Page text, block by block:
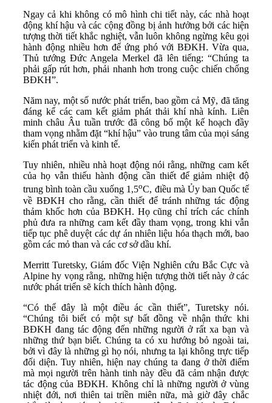
Ngay cả khi không có mô hình chi tiết này, các nhà hoạt
động khí hậu và các cộng đồng bị ảnh hưởng bởi các hiện
tượng thời tiết khắc nghiệt, vẫn luôn không ngừng kêu gọi
hành động nhiều hơn để ứng phó với BĐKH. Vừa qua,
Thủ tướng Đức Angela Merkel đã lên tiếng: “Chúng ta
phải gấp rút hơn, phải nhanh hơn trong cuộc chiến chống
BĐKH”.
Năm nay, một số nước phát triển, bao gồm cả Mỹ, đã tăng
đáng kể các cam kết giảm phát thải khí nhà kính. Liên
minh châu Âu tuần trước đã công bố một kế hoạch đầy
tham vọng nhằm đặt “khí hậu” vào trung tâm của mọi sáng
kiến ​​phát triển và kinh tế.
Tuy nhiên, nhiều nhà hoạt động nói rằng, những cam kết
của họ vẫn thiếu hành động cần thiết để giảm nhiệt độ
trung bình toàn cầu xuống 1,5oC, điều mà Ủy ban Quốc tế
về BĐKH cho rằng, cần thiết để tránh những tác động
thảm khốc hơn của BĐKH. Họ cũng chỉ trích các chính
phủ đưa ra những cam kết đầy tham vọng, trong khi vẫn
tiếp tục phê duyệt các dự án nhiên liệu hóa thạch mới, bao
gồm các mỏ than và các cơ sở dầu khí.
Merritt Turetsky, Giám đốc Viện Nghiên cứu Bắc Cực và
Alpine hy vọng rằng, những hiện tượng thời tiết này ở các
nước phát triển sẽ kích thích hành động.
“Có thể đây là một điều ác cần thiết”, Turetsky nói.
“Chúng tôi biết có một sự bất đồng về nhận thức khi
BĐKH đang tác động đến những người ở rất xa bạn và
những thứ bạn biết. Chúng ta có xu hướng bỏ ngoài tai,
bởi vì đây là những gì họ nói, nhưng ta lại không trực tiếp
đối diện. Tuy nhiên, hiện nay chúng ta đang ở thời điểm
mà mọi người trên hành tinh này đều đã cảm nhận được
tác động của BĐKH. Không chỉ là những người ở vùng
nhiệt đới, nơi thiên tai triền miên nữa, mà giờ đây chắc